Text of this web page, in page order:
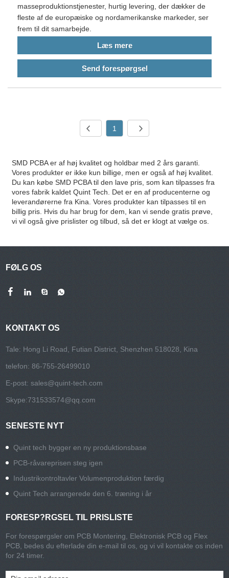
masseproduktionstjenester, hurtig levering, der dækker de
fleste af de europæiske og nordamerikanske markeder, ser
frem til dit samarbejde.
Læs mere
Send forespørgsel
1
SMD PCBA er af høj kvalitet og holdbar med 2 års garanti.
Vores produkter er ikke kun billige, men er også af høj kvalitet.
Du kan købe SMD PCBA til den lave pris, som kan tilpasses fra
vores fabrik kaldet Quint Tech. Det er en af ​​producenterne og
leverandørerne fra Kina. Vores produkter kan tilpasses til en
billig pris. Hvis du har brug for dem, kan vi sende gratis prøve,
vi vil også give prislister og tilbud, så det er klogt at vælge os.
FØLG OS
KONTAKT OS
Tale: Hong Li Road, Futian District, Shenzhen 518028, Kina
telefon: 86-755-26499010
E-post:sales@quint-tech.com
Skype:731533574@qq.com
SENESTE NYT
Quint tech bygger en ny produktionsbase
PCB-råvareprisen steg igen
Industrikontroltavler Volumenproduktion færdig
Quint Tech arrangerede den 6. træning i år
FORESP?RGSEL TIL PRISLISTE
For forespørgsler om PCB Montering, Elektronisk PCB og Flex
PCB, bedes du efterlade din e-mail til os, og vi vil kontakte os inden
for 24 timer.